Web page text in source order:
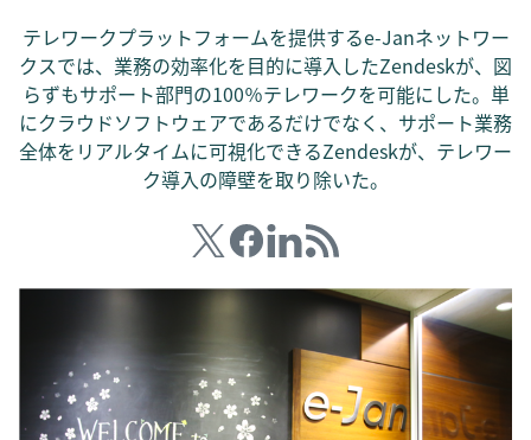
テレワークプラットフォームを提供するe-Janネットワー
クスでは、業務の効率化を目的に導入したZendeskが、図
らずもサポート部門の100％テレワークを可能にした。単
にクラウドソフトウェアであるだけでなく、サポート業務
全体をリアルタイムに可視化できるZendeskが、テレワー
ク導入の障壁を取り除いた。